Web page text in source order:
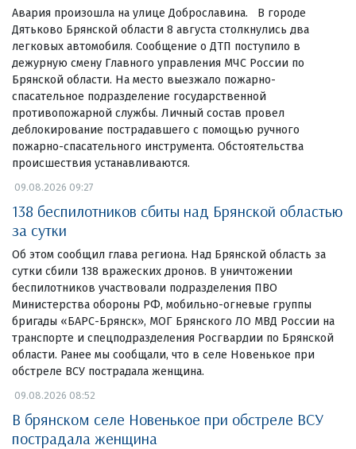
Авария произошла на улице Доброславина. В городе
Дятьково Брянской области 8 августа столкнулись два
легковых автомобиля. Сообщение о ДТП поступило в
дежурную смену Главного управления МЧС России по
Брянской области. На место выезжало пожарно-
спасательное подразделение государственной
противопожарной службы. Личный состав провел
деблокирование пострадавшего с помощью ручного
пожарно-спасательного инструмента. Обстоятельства
происшествия устанавливаются.
09.08.2026 09:27
138 беспилотников сбиты над Брянской областью
за сутки
Об этом сообщил глава региона. Над Брянской область за
сутки сбили 138 вражеских дронов. В уничтожении
беспилотников участвовали подразделения ПВО
Министерства обороны РФ, мобильно-огневые группы
бригады «БАРС-Брянск», МОГ Брянского ЛО МВД России на
транспорте и спецподразделения Росгвардии по Брянской
области. Ранее мы сообщали, что в селе Новенькое при
обстреле ВСУ пострадала женщина.
09.08.2026 08:52
В брянском селе Новенькое при обстреле ВСУ
пострадала женщина